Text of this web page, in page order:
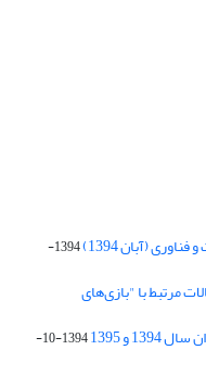
(آبان 1394)
1394-
دریافت مقالات مرتبط با "بازی‌های
و 1395
1394-10-